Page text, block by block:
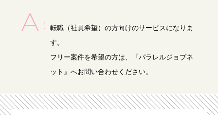
転職（社員希望）の方向けのサービスになりま
す。
フリー案件を希望の方は、『パラレルジョブネ
ット』へお問い合わせください。